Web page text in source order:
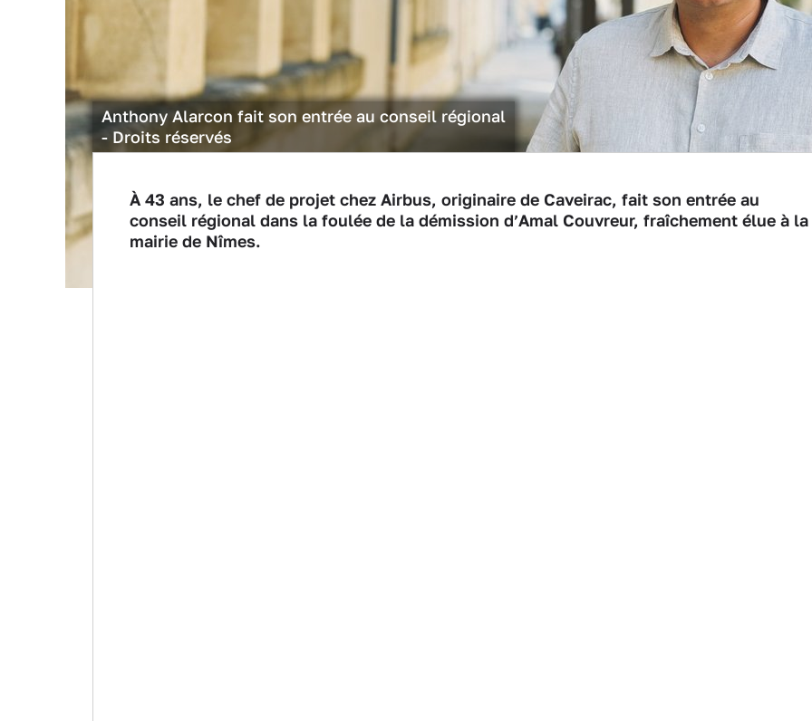
Anthony Alarcon fait son entrée au conseil régional
- Droits réservés
À 43 ans, le chef de projet chez Airbus, originaire de Caveirac, fait son entrée au
conseil régional dans la foulée de la démission d’Amal Couvreur, fraîchement élue à la
mairie de Nîmes.